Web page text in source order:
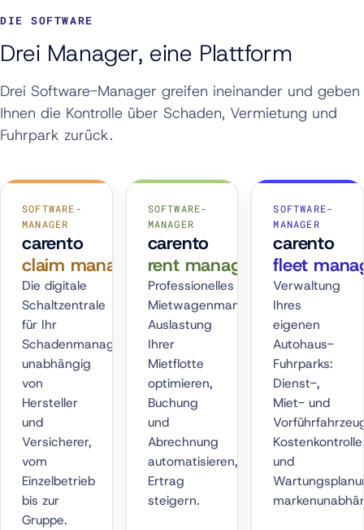
DIE SOFTWARE
Drei Manager, eine Plattform
Drei Software-Manager greifen ineinander und geben
Ihnen die Kontrolle über Schaden, Vermietung und
Fuhrpark zurück.
SOFTWARE-
MANAGER
carento
claim manager
Die digitale
Schaltzentrale
für Ihr
Schadenmanagement:
unabhängig
von
Hersteller
und
Versicherer,
vom
Einzelbetrieb
bis zur
Gruppe.
SOFTWARE-
MANAGER
carento
rent manager
Professionelles
Mietwagenmanagement:
Auslastung
Ihrer
Mietflotte
optimieren,
Buchung
und
Abrechnung
automatisieren,
Ertrag
steigern.
SOFTWARE-
MANAGER
carento
fleet
Verwaltung
Ihres
eigenen
Autohaus-
Fuhrparks:
Dienst-,
Miet- und
Kostenkontrolle
und